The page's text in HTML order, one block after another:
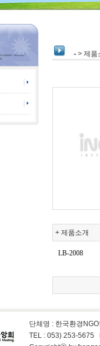
- > 제품
+ 제품소개
LB-2008
단체명 : 한국환경
TEL : 053) 253-5675